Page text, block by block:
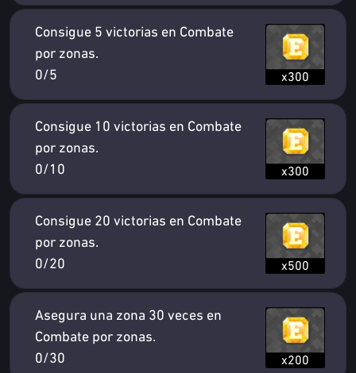
Consigue 5 victorias en Combate
por zonas.
0/5
x300
Consigue 10 victorias en Combate
por zonas.
0/10
x300
Consigue 20 victorias en Combate
por zonas.
0/20
x500
Asegura una zona 30 veces en
Combate por zonas.
0/30
x200